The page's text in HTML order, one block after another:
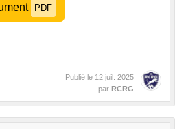
PDF
Publié le 12 juil. 2025
par RCRG